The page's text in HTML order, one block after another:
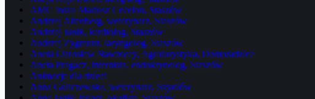
AMC Instal Mariusz Cecelon, Staszów
Andrzej Altenberg, weterynarz, Staszów
Andrzej Janik, kardiolog, Staszów
Andrzej Zygmunt, laryngolog, Staszów
Aneta i Jarosław Nawroccy, Agroturystyka, Domoradzice
Aneta Pragacz, internista, endokrynolog, Staszów
Animacje dla dzieci
Anna Goliczewska, weterynarz, Szydłów